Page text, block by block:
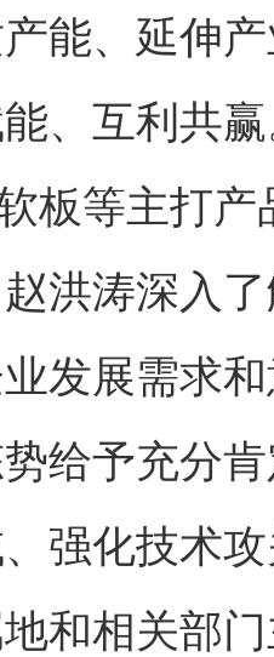
能、延伸
、互利共赢
板等主打产
洪涛深入
发展需求和
给予充分
强化技术
和相关部门